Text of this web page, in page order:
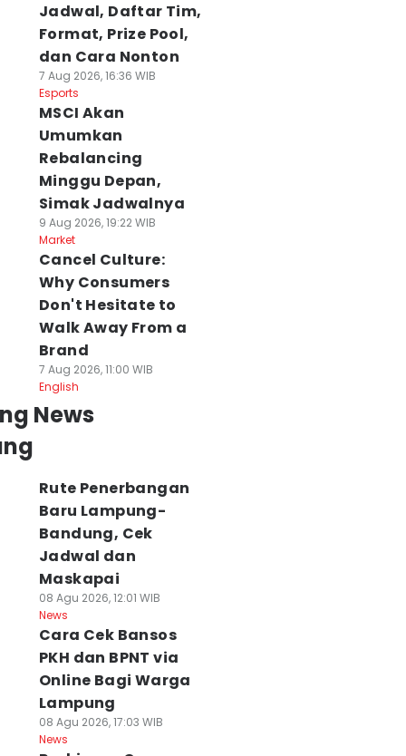
Jadwal, Daftar Tim,
Format, Prize Pool,
dan Cara Nonton
7 Aug 2026, 16:36 WIB
Esports
MSCI Akan
Umumkan
Rebalancing
Minggu Depan,
Simak Jadwalnya
9 Aug 2026, 19:22 WIB
Market
Cancel Culture:
Why Consumers
Don't Hesitate to
Walk Away From a
Brand
7 Aug 2026, 11:00 WIB
English
News
Rute Penerbangan
Baru Lampung-
Bandung, Cek
Jadwal dan
Maskapai
08 Agu 2026, 12:01 WIB
News
Cara Cek Bansos
PKH dan BPNT via
Online Bagi Warga
Lampung
08 Agu 2026, 17:03 WIB
News